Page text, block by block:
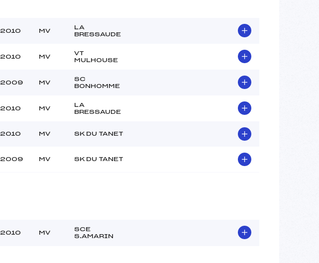
2010 MV
LA
BRESSAUDE
2010 MV
VT
MULHOUSE
2009 MV
SC
BONHOMME
2010 MV
LA
BRESSAUDE
2010 MV SK DU TANET
2009 MV SK DU TANET
2010 MV
SCE
S.AMARIN